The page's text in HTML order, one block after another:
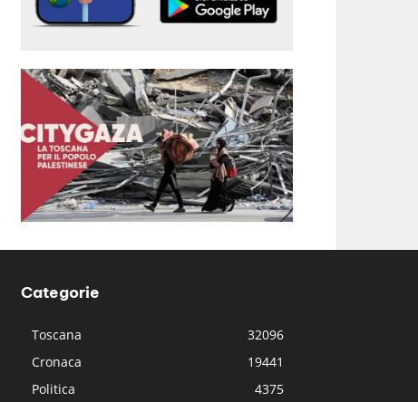
Categorie
Toscana
32096
Cronaca
19441
Politica
4375